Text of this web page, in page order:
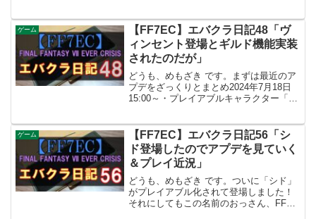
ームって記憶に残ってるよなｗオリジナ
ル版の「F...
ゲーム
【FF7EC】エバクラ日記48「ヴ
ィンセント登場とギルド機能実装
されたのだが」
どうも、めもざき です。まずは最近のア
プデをざっくりとまとめ2024年7月18日
15:00～・プレイアブルキャラクター「ヴ
7）・バトルタワーウェポンコロッセオ
「山吹の塔...
ゲーム
【FF7EC】エバクラ日記56「シ
ド登場したのでアプデを見ていく
＆プレイ近況」
どうも、めもざき です。ついに「シド」
がプレイアブル化されて登場しました！
それにしてもこの名前のおっさん、FFシ